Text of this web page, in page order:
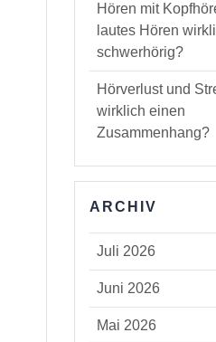
Hören mit
lautes Hören
schwerhörig?
Hörverlust und
wirklich einen
Zusammenhang?
ARCHIV
Juli 2026
Juni 2026
Mai 2026